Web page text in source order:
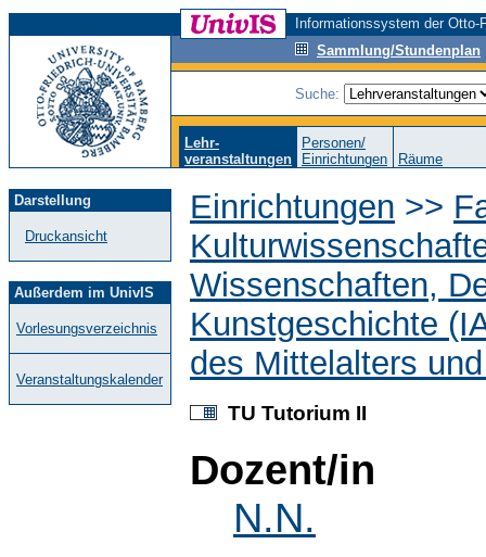
Informationssystem der
Sammlung/Stundenplan
Suche:
Lehr-
veranstaltungen
Personen/
Einrichtungen
Räume
Darstellung
Druckansicht
Außerdem im UnivIS
Vorlesungsverzeichnis
Veranstaltungskalender
Einrichtungen >>
Wissenschaften,
Kunstgeschichte
des Mittelalters
TU Tutorium II
Dozent/in
N.N.